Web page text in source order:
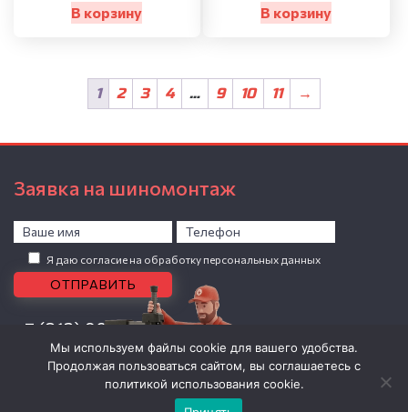
В корзину В корзину
1 2 3 4 … 9 10 11 →
Заявка на шиномонтаж
Я даю согласие на обработку персональных данных
+7 (812) 907-04-86
0 товаров -0Р
Личный кабинет
ОГРНИП: 309784723800912, ИП Николаев Василий Владимирович.
Мы используем файлы cookie для вашего удобства.
Продолжая пользоваться сайтом, вы соглашаетесь с
политикой использования cookie.